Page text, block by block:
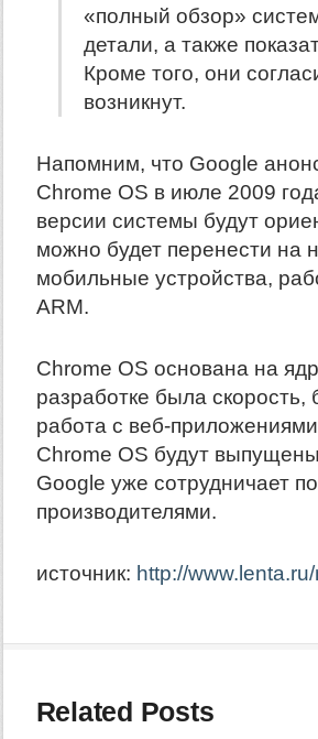
«полный обзор»
детали, а также
Кроме того, они
возникнут.
Напомним, что Google
Chrome OS в июле 2009
версии системы будут
можно будет перенести на
мобильные устройства,
ARM.
Chrome OS основана на
разработке была скорость,
работа с веб-
Chrome OS будут
Google уже сотрудничает
производителями.
источник: http://
Related Posts